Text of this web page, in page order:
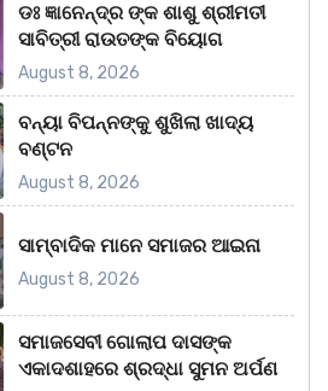
ଡଃ ଜ୍ଞାନେନ୍ଦ୍ର ଙ୍କ ଶାଶୁ ଶ୍ରୀମତୀ
ସାବିତ୍ରୀ ରାଉତଙ୍କ ବିୟୋଗ
August 8, 2026
ବନ୍ୟା ବିପନ୍ନଙ୍କୁ ଶୁଖିଲା ଖାଦ୍ୟ
ବଣ୍ଟନ
August 8, 2026
ସାମ୍ବାଦିକ ମାନେ ସମାଜର ଆଇନା
August 8, 2026
ସମାଜସେବୀ ଗୋଲାପ ଦାସଙ୍କ
ଏକାଦଶାହରେ ଶ୍ରଦ୍ଧା ସୁମନ ଅର୍ପଣ